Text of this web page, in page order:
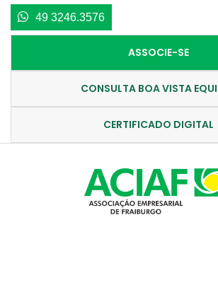
49 3246.3576
ASSOCIE-SE
CONSULTA BOA VISTA
CERTIFICADO DIGITAL